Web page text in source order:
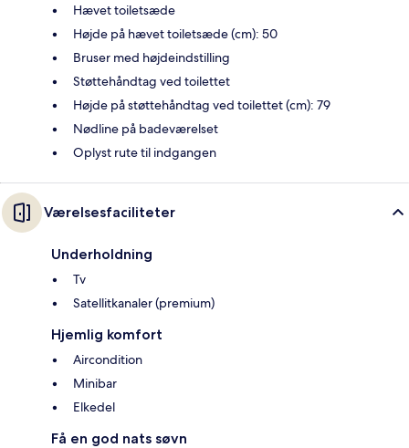
Hævet toiletsæde
Højde på hævet toiletsæde (cm): 50
Bruser med højdeindstilling
Støttehåndtag ved toilettet
Højde på støttehåndtag ved toilettet (cm): 79
Nødline på badeværelset
Oplyst rute til indgangen
Værelsesfaciliteter
Underholdning
Tv
Satellitkanaler (premium)
Hjemlig komfort
Aircondition
Minibar
Elkedel
Få en god nats søvn